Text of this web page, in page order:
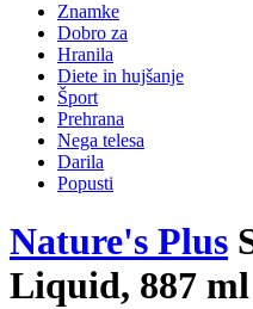
Znamke
Dobro za
Hranila
Diete in hujšanje
Šport
Prehrana
Nega telesa
Darila
Popusti
Nature's Plus
Liquid, 887 ml